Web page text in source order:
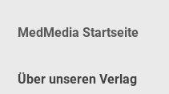
MedMedia Startseite
Über unseren Verlag